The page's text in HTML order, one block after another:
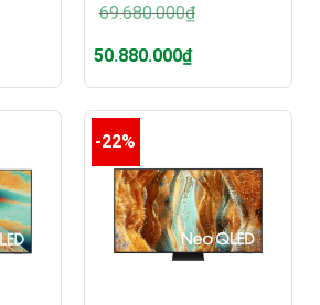
69.680.000₫
Giá
gốc
là:
50.880.000₫
Giá
hiện
là:
50.880.000₫.
-22%